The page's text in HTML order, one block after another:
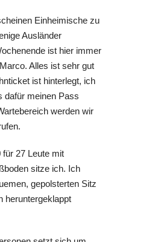
Einheimische zu
Ausländer
ist hier immer
Alles ist sehr gut
ist hinterlegt, ich
dafür meinen Pass
werden wir
für 27 Leute mit
sitze ich. Ich
gepolsterten Sitz
heruntergeklappt